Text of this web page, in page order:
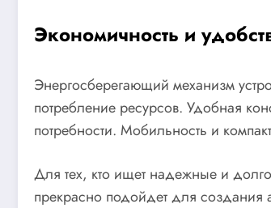
Экономичность и
Энергосберегающий механизм
потребление ресурсов. Удобная
потребности. Мобильность и
Для тех, кто ищет надежные и
прекрасно подойдет для создания